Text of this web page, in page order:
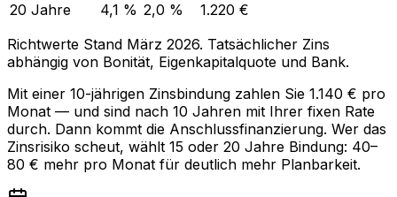
20 Jahre
4,1 % 2,0 %
1.220 €
Richtwerte Stand März 2026. Tatsächlicher Zins
abhängig von Bonität, Eigenkapitalquote und Bank.
Mit einer 10-jährigen Zinsbindung zahlen Sie 1.140 € pro
Monat — und sind nach 10 Jahren mit Ihrer fixen Rate
durch. Dann kommt die Anschlussfinanzierung. Wer das
Zinsrisiko scheut, wählt 15 oder 20 Jahre Bindung: 40–
80 € mehr pro Monat für deutlich mehr Planbarkeit.